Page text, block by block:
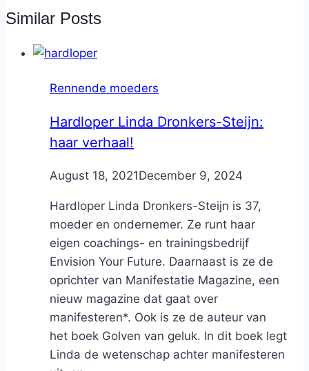
Similar Posts
Rennende moeders
Hardloper Linda Dronkers-Steijn:
haar verhaal!
ByNicole
August 18, 2021December 9, 2024
Hardloper Linda Dronkers-Steijn is 37,
moeder en ondernemer. Ze runt haar
eigen coachings- en trainingsbedrijf
Envision Your Future. Daarnaast is ze de
oprichter van Manifestatie Magazine, een
nieuw magazine dat gaat over
manifesteren*. Ook is ze de auteur van
het boek Golven van geluk. In dit boek legt
Linda de wetenschap achter manifesteren